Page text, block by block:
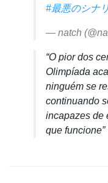
#最悪のシナ
— natch
“O pior dos
Olimpíada
ninguém se
continuando
incapazes de
que funcione”